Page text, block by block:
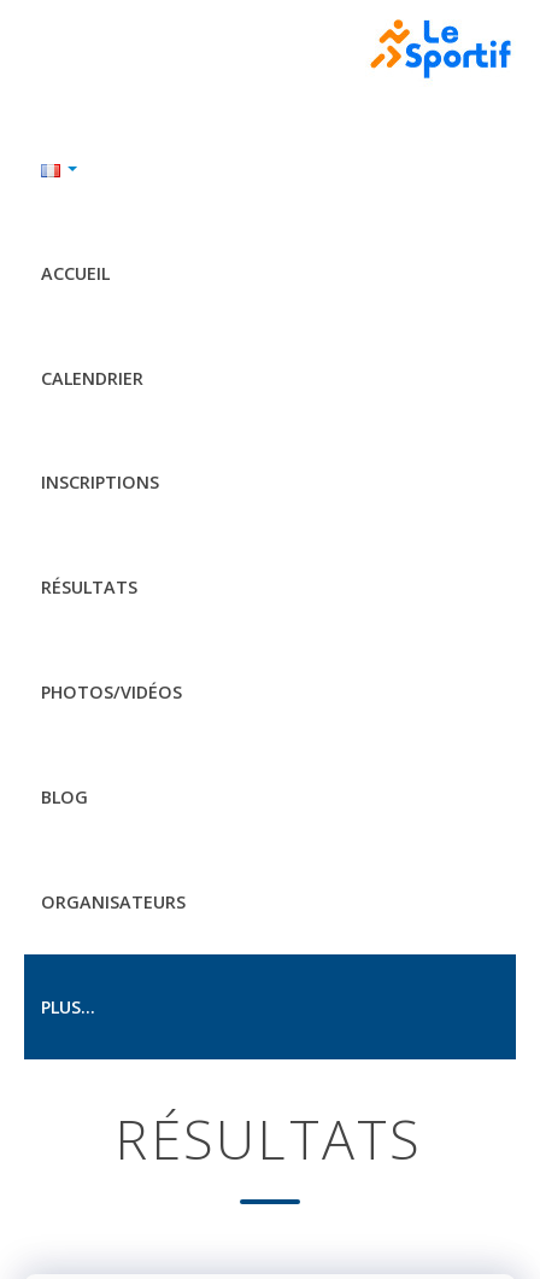
ACCUEIL
CALENDRIER
INSCRIPTIONS
RÉSULTATS
PHOTOS/VIDÉOS
BLOG
ORGANISATEURS
PLUS...
RÉSULTATS